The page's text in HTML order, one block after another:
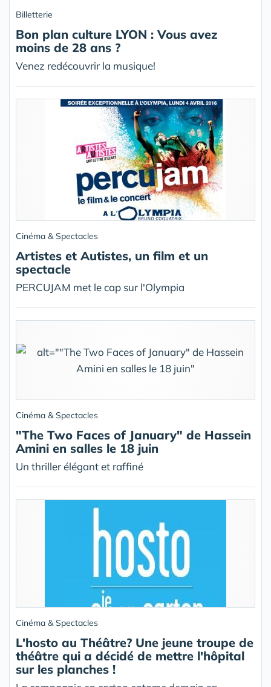
Billetterie
Bon plan culture LYON : Vous avez
moins de 28 ans ?
Venez redécouvrir la musique!
Cinéma & Spectacles
Artistes et Autistes, un film et un
spectacle
PERCUJAM met le cap sur l'Olympia
Cinéma & Spectacles
"The Two Faces of January" de Hassein
Amini en salles le 18 juin
Un thriller élégant et raffiné
Cinéma & Spectacles
L'hosto au Théâtre? Une jeune troupe de
théâtre qui a décidé de mettre l'hôpital
sur les planches !